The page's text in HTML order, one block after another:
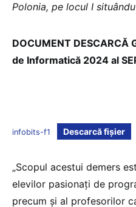
Polonia, pe locul I
DOCUMENT DESCARCĂ
de Informatică 2024 al
infobits-f1 Descarcă fișier
„Scopul acestui demers
elevilor pasionați de
precum și al profesorilor